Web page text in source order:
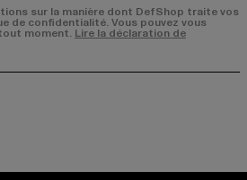
sur la manière dont DefShop traite vos
de confidentialité. Vous pouvez vous
moment. Lire la déclaration de
page:page:
YouTube channel: